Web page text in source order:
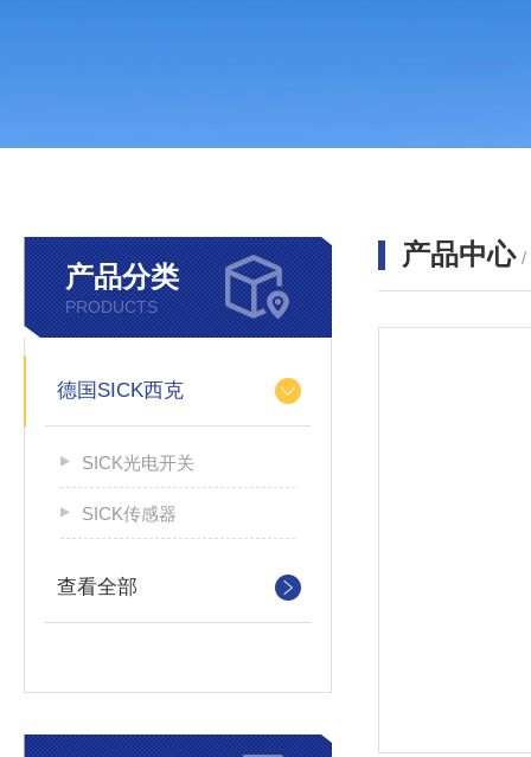
产品分类
PRODUCTS
德国SICK西克
SICK光电开关
SICK传感器
查看全部
产品中心 /